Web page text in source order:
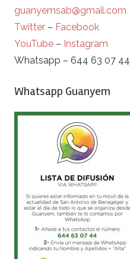
guanyemsab@gmail.com
Twitter – Facebook
YouTube – Instagram
Whatsapp – 644 63 07 44
Whatsapp Guanyem